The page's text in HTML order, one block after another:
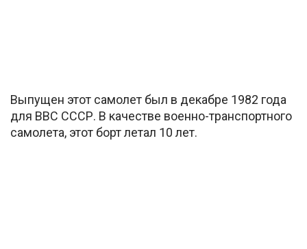
Выпущен этот самолет был в декабре 1982 года
для ВВС СССР. В качестве военно-транспортного
самолета, этот борт летал 10 лет.